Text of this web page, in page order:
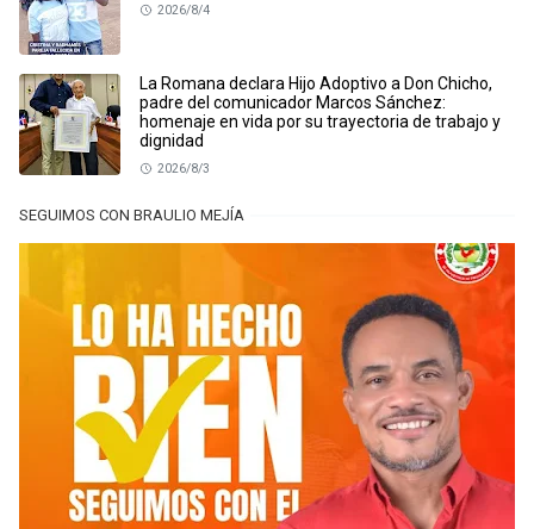
2026/8/4
La Romana declara Hijo Adoptivo a Don Chicho,
padre del comunicador Marcos Sánchez:
homenaje en vida por su trayectoria de trabajo y
dignidad
2026/8/3
SEGUIMOS CON BRAULIO MEJÍA